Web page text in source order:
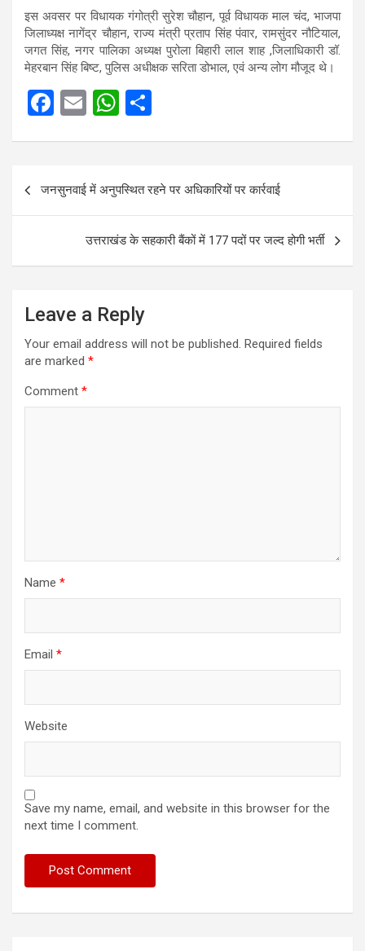
इस अवसर पर विधायक गंगोत्री सुरेश चौहान, पूर्व विधायक माल चंद, भाजपा
जिलाध्यक्ष नागेंद्र चौहान, राज्य मंत्री प्रताप सिंह पंवार, रामसुंदर नौटियाल,
जगत सिंह, नगर पालिका अध्यक्ष पुरोला बिहारी लाल शाह ,जिलाधिकारी डॉ.
मेहरबान सिंह बिष्ट, पुलिस अधीक्षक सरिता डोभाल, एवं अन्य लोग मौजूद थे।
F
b
o
k
E
W
s
A
p
p
e
navigation
जनसुनवाई में अनुपस्थित रहने पर अधिकारियों पर कार्रवाई
उत्तराखंड के सहकारी बैंकों में 177 पदों पर जल्द होगी भर्ती
Leave a Reply
Your email address will not be published. Required fields
are marked *
Comment *
Name *
Email *
Website
Save my name, email, and website in this browser for the
next time I comment.